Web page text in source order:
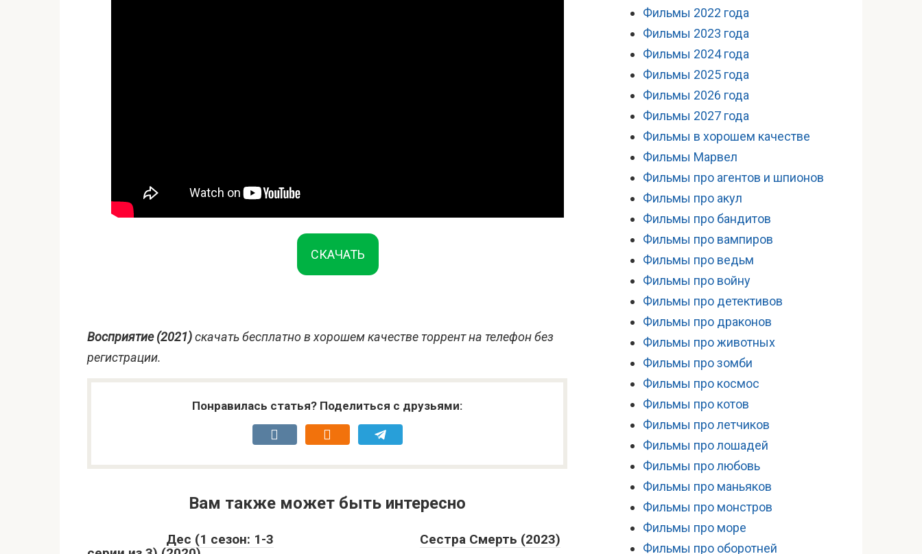
СКАЧАТЬ
Восприятие (2021)скачать бесплатно в хорошем качестве торрент на телефон без
регистрации.
Понравилась статья? Поделиться с друзьями:
Вам также может быть интересно
Дес (1 сезон: 1-3
Сестра Смерть (2023)
Фильмы 2022 года
Фильмы 2023 года
Фильмы 2024 года
Фильмы 2025 года
Фильмы 2026 года
Фильмы 2027 года
Фильмы в хорошем качестве
Фильмы Марвел
Фильмы про агентов и шпионов
Фильмы про акул
Фильмы про бандитов
Фильмы про вампиров
Фильмы про ведьм
Фильмы про войну
Фильмы про детективов
Фильмы про драконов
Фильмы про животных
Фильмы про зомби
Фильмы про космос
Фильмы про котов
Фильмы про летчиков
Фильмы про лошадей
Фильмы про любовь
Фильмы про маньяков
Фильмы про монстров
Фильмы про море
Фильмы про оборотней